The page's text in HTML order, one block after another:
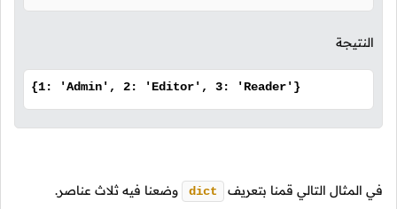
النتيجة
{1: 'Admin', 2: 'Editor', 3: 'Reader'}
في المثال التالي قمنا بتعريف dict وضعنا فيه ثلاث عناصر.